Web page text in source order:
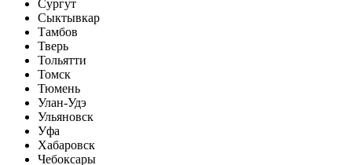
Сургут
Сыктывкар
Тамбов
Тверь
Тольятти
Томск
Тюмень
Улан-Удэ
Ульяновск
Уфа
Хабаровск
Чебоксары